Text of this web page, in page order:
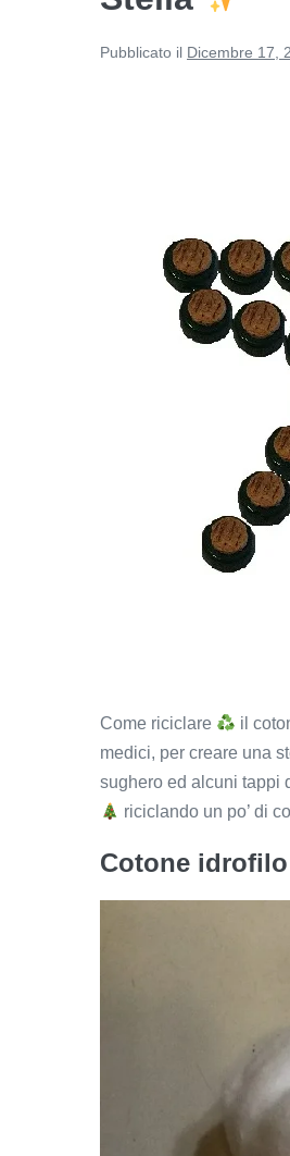
Pubblicato il Dicembre 17,
Come riciclare
il
medici, per creare una
sughero ed alcuni tappi
riciclando un po’ di
Cotone